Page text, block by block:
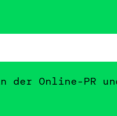
der Online-PR